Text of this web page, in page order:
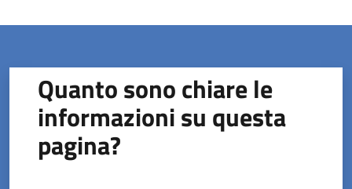
Quanto sono chiare le
informazioni su questa
pagina?